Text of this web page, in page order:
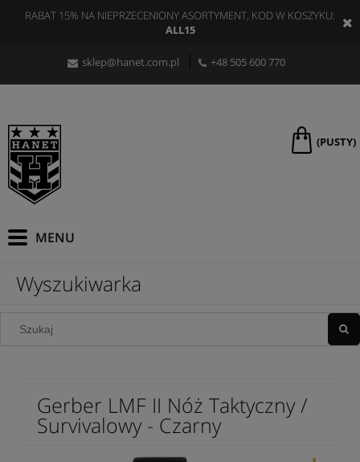
RABAT 15% NA NIEPRZECENIONY ASORTYMENT, KOD W KOSZYKU:
ALL15
sklep@hanet.com.pl +48 505 600 770
(PUSTY)
Wyszukiwarka
Gerber LMF II Nóż Taktyczny /
Survivalowy - Czarny